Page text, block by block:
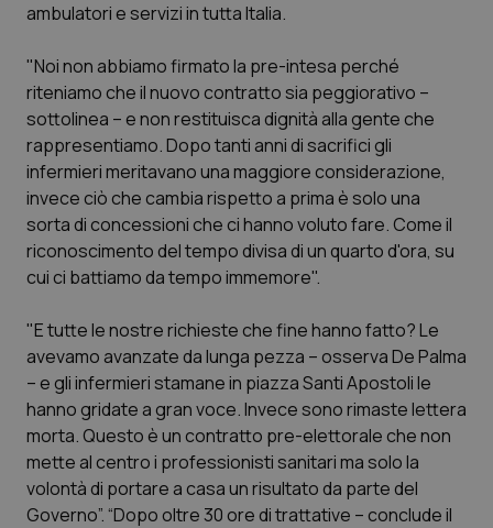
Emilia-Romagna
Friuli Venezia Giulia
Lazio
Liguria
Lombardia
Marche
Molise
Piemonte
Colesterolo & coronaropatie
Dermatite Atopica
Diabete & glucometri
Disturbi dell’umore
Dolore
Donna & Salute
Epatiti
HIV
ambulatori e servizi in tutta Italia.
"Noi non abbiamo firmato la pre-intesa perché
riteniamo che il nuovo contratto sia peggiorativo –
sottolinea – e non restituisca dignità alla gente che
rappresentiamo. Dopo tanti anni di sacrifici gli
infermieri meritavano una maggiore considerazione,
invece ciò che cambia rispetto a prima è solo una
sorta di concessioni che ci hanno voluto fare. Come il
riconoscimento del tempo divisa di un quarto d'ora, su
cui ci battiamo da tempo immemore".
"E tutte le nostre richieste che fine hanno fatto? Le
avevamo avanzate da lunga pezza – osserva De Palma
– e gli infermieri stamane in piazza Santi Apostoli le
hanno gridate a gran voce. Invece sono rimaste lettera
morta. Questo è un contratto pre-elettorale che non
mette al centro i professionisti sanitari ma solo la
volontà di portare a casa un risultato da parte del
Governo”. “Dopo oltre 30 ore di trattative – conclude il